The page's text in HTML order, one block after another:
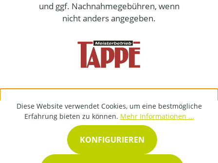
und ggf. Nachnahmegebühren, wenn
nicht anders angegeben.
Diese Website verwendet Cookies, um eine bestmögliche
Erfahrung bieten zu können. Mehr Informationen ...
KONFIGURIEREN